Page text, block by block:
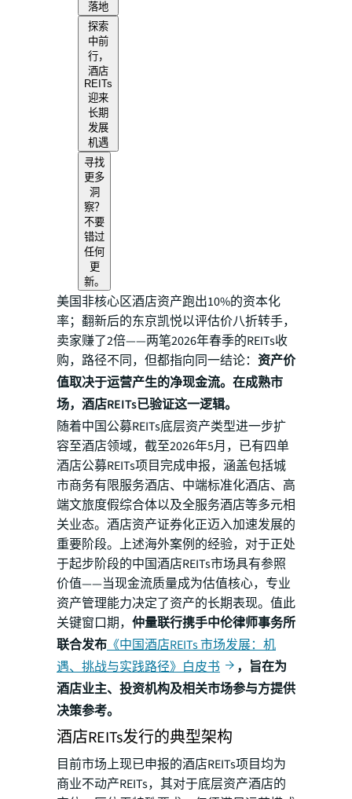
落地
探索
中前
行，
酒店
REITs
迎来
长期
发展
机遇
寻找
更多
洞
察？
不要
错过
任何
更
新。
美国非核心区酒店资产跑出10%的资本化
率；翻新后的东京凯悦以评估价八折转手，
卖家赚了2倍——两笔2026年春季的REITs收
购，路径不同，但都指向同一结论： 资产价
值取决于运营产生的净现金流。在成熟市
场，酒店REITs已验证这一逻辑。
随着中国公募REITs底层资产类型进一步扩
容至酒店领域，截至2026年5月，已有四单
酒店公募REITs项目完成申报，涵盖包括城
市商务有限服务酒店、中端标准化酒店、高
端文旅度假综合体以及全服务酒店等多元相
关业态。酒店资产证券化正迈入加速发展的
重要阶段。上述海外案例的经验，对于正处
于起步阶段的中国酒店REITs市场具有参照
价值——当现金流质量成为估值核心，专业
资产管理能力决定了资产的长期表现。值此
关键窗口期， 仲量联行携手中伦律师事务所
联合发布 《中国酒店REITs 市场发展：机
遇、挑战与实践路径》白皮书
，旨在为
酒店业主、投资机构及相关市场参与方提供
决策参考。
酒店REITs发行的典型架构
目前市场上现已申报的酒店REITs项目均为
商业不动产REITs，其对于底层资产酒店的